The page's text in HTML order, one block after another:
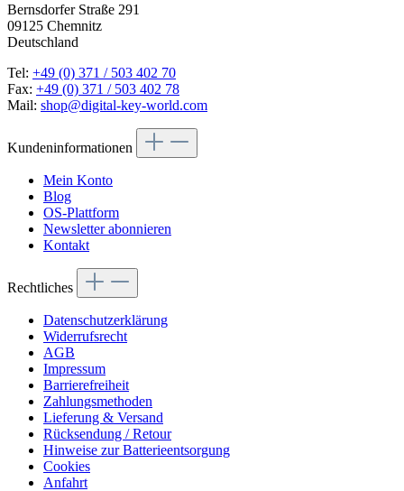
Bernsdorfer Straße 291
09125 Chemnitz
Deutschland
Tel: +49 (0) 371 / 503 402 70
Fax: +49 (0) 371 / 503 402 78
Mail: shop@digital-key-world.com
Kundeninformationen
Mein Konto
Blog
OS-Plattform
Newsletter abonnieren
Kontakt
Rechtliches
Datenschutzerklärung
Widerrufsrecht
AGB
Impressum
Barrierefreiheit
Zahlungsmethoden
Lieferung & Versand
Rücksendung / Retour
Hinweise zur Batterieentsorgung
Cookies
Anfahrt